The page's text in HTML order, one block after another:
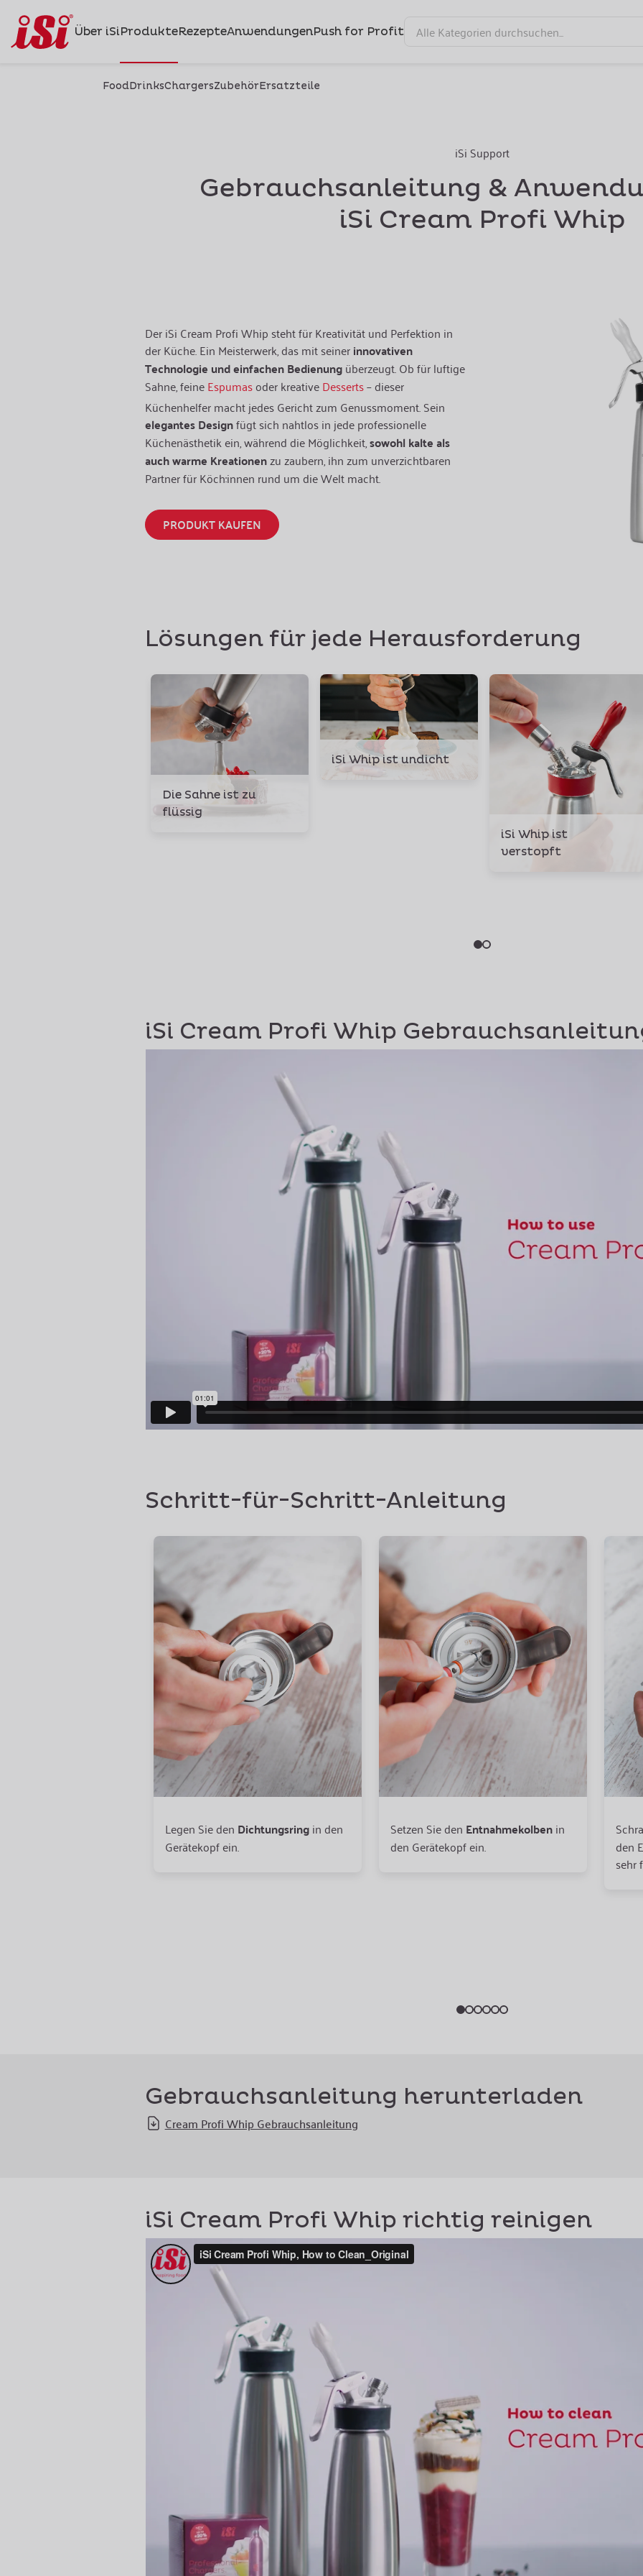
Über iSiProdukteRezepteAnwendungenPush for Profit
FoodDrinksChargersZubehörErsatzteile
iSi Support
Gebrauchsanleitung &
iSi Cream Profi Whip
Der iSi Cream Profi Whip steht für Kreativität und Perfektion in
der Küche. Ein Meisterwerk, das mit seinerinnovativen
Technologie und einfachen Bedienungüberzeugt. Ob für luftige
Sahne, feineEspumasoder kreativeDesserts– dieser
Küchenhelfer macht jedes Gericht zum Genussmoment. Sein
elegantes Designfügt sich nahtlos in jede professionelle
Küchenästhetik ein, während die Möglichkeit,sowohl kalte als
auch warme Kreationenzu zaubern, ihn zum unverzichtbaren
Partner für Köch:innen rund um die Welt macht.
PRODUKT KAUFEN
Lösungen für jede Herausforderung
Die Sahne ist zu
flüssig
iSi Whip ist undicht
iSi Whip ist
verstopft
iSi Cream Profi Whip
Schritt-für-Schritt-Anleitung
Legen Sie den Dichtungsringin den
Gerätekopf ein.
Setzen Sie den Entnahmekolbenin
den Gerätekopf ein.
den
sehr
Gebrauchsanleitung herunterladen
Cream Profi Whip Gebrauchsanleitung
iSi Cream Profi Whip richtig reinigen